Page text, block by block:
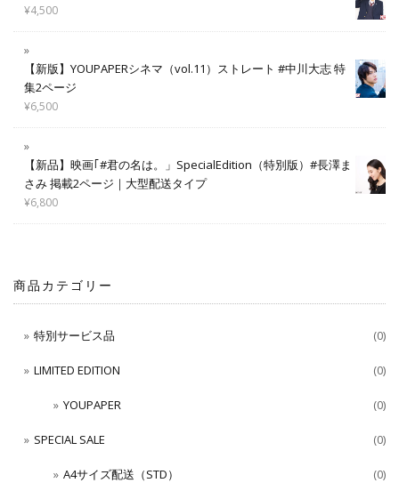
¥4,500
【新版】YOUPAPERシネマ（vol.11）ストレート #中川大志 特
集2ページ
¥6,500
【新品】映画｢#君の名は。」SpecialEdition（特別版）#長澤ま
さみ 掲載2ページ｜大型配送タイプ
¥6,800
商品カテゴリー
特別サービス品 (0)
LIMITED EDITION (0)
YOUPAPER (0)
SPECIAL SALE (0)
A4サイズ配送（STD） (0)